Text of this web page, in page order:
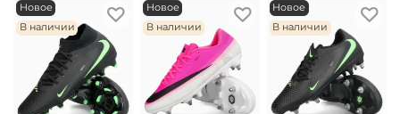
Новое
В наличии
Новое
В наличии
Новое
В наличии